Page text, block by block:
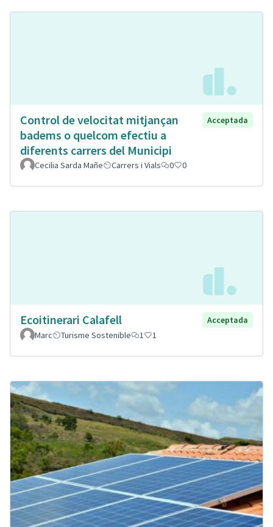
Control de velocitat mitjançan
badems o quelcom efectiu a
diferents carrers del Municipi
Acceptada
Cecilia Sarda Mañe Carrers i Vials 0 0
Ecoitinerari Calafell
Acceptada
Marc
Turisme Sostenible 1 1